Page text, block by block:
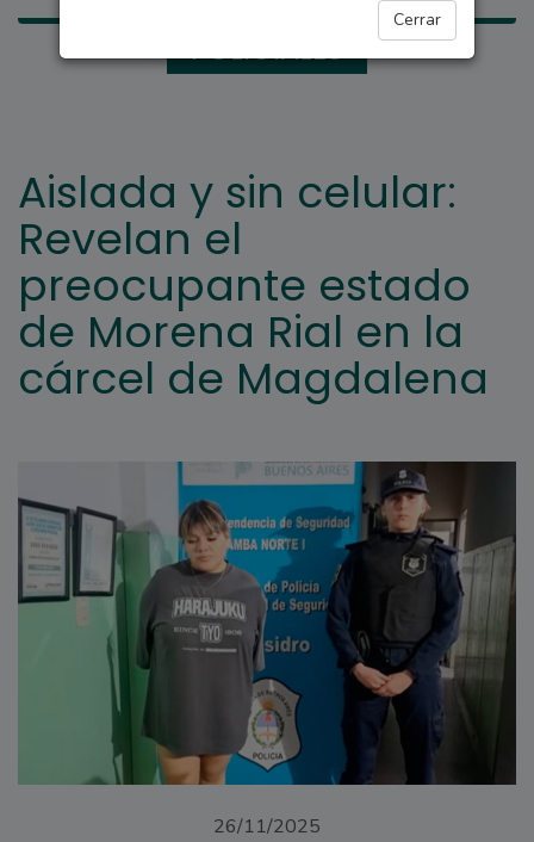
Cerrar
POLICIALES
Aislada y sin celular:
Revelan el
preocupante estado
de Morena Rial en la
cárcel de Magdalena
26/11/2025